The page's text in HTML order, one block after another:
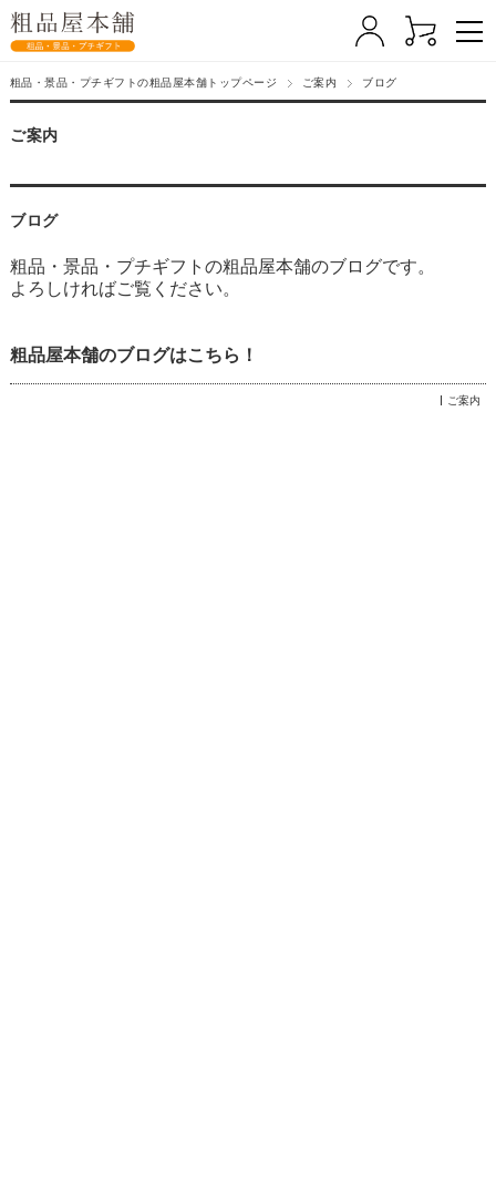
粗品・景品・プチギフトの粗品屋本舗トップページ ご案内 ブログ
ご案内
ブログ
粗品・景品・プチギフトの粗品屋本舗のブログです。
よろしければご覧ください。
粗品屋本舗のブログはこちら！
ご案内